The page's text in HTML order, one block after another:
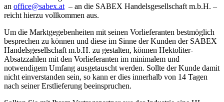
an office@sabex.at – an die SABEX Handelsgesellschaft m.b.H. –
reicht hierzu vollkommen aus.
Um die Marktgegebenheiten mit seinen Vorlieferanten bestmöglich
besprechen zu können und diese im Sinne der Kunden der SABEX
Handelsgesellschaft m.b.H. zu gestalten, können Hektoliter-
Absatzzahlen mit den Vorlieferanten im minimalem und
notwendigem Umfang ausgetauscht werden. Sollte der Kunde damit
nicht einverstanden sein, so kann er dies innerhalb von 14 Tagen
nach seiner Erstlieferung beeinspruchen.